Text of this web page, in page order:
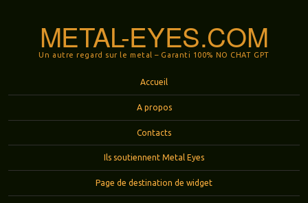
METAL-EYES.COM
Un autre regard sur le metal – Garanti 100% NO CHAT GPT
Accueil
A propos
Contacts
Ils soutiennent Metal Eyes
Page de destination de widget